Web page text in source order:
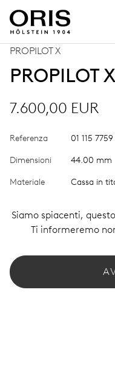
PROPILOT X
PROPILOT
7.600,00 EUR
Referenza 01 115
Dimensioni 44.00 mm
Materiale Cassa in
Siamo spiacenti,
Ti informeremo